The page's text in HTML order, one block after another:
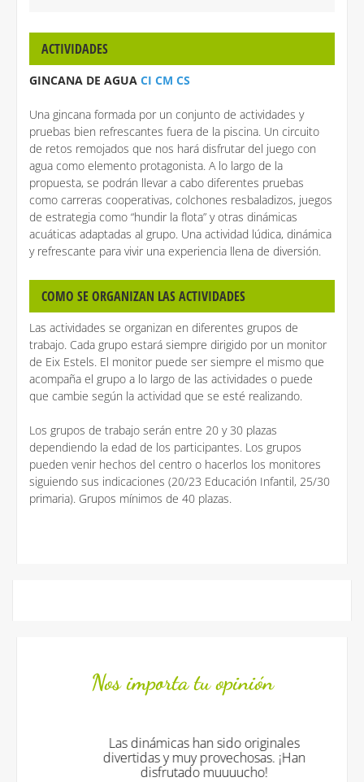
ACTIVIDADES
GINCANA DE AGUA CI CM CS
Una gincana formada por un conjunto de actividades y
pruebas bien refrescantes fuera de la piscina. Un circuito
de retos remojados que nos hará disfrutar del juego con
agua como elemento protagonista. A lo largo de la
propuesta, se podrán llevar a cabo diferentes pruebas
como carreras cooperativas, colchones resbaladizos, juegos
de estrategia como “hundir la flota” y otras dinámicas
acuáticas adaptadas al grupo. Una actividad lúdica, dinámica
y refrescante para vivir una experiencia llena de diversión.
COMO SE ORGANIZAN LAS ACTIVIDADES
Las actividades se organizan en diferentes grupos de
trabajo. Cada grupo estará siempre dirigido por un monitor
de Eix Estels. El monitor puede ser siempre el mismo que
acompaña el grupo a lo largo de las actividades o puede
que cambie según la actividad que se esté realizando.
Los grupos de trabajo serán entre 20 y 30 plazas
dependiendo la edad de los participantes. Los grupos
pueden venir hechos del centro o hacerlos los monitores
siguiendo sus indicaciones (20/23 Educación Infantil, 25/30
primaria). Grupos mínimos de 40 plazas.
Nos importa tu opinión
Las dinámicas han sido originales
divertidas y muy provechosas. ¡Han
disfrutado muuuucho!